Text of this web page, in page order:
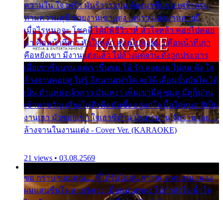
ความใน ใจ เศร้า มันร้าวระบม ต้องมาขื่นขม เศร้าตรม
ท่ามความสุขี ช่วยงานเขาแต่ง แต่เรา แล้งมาหลายปี
เมื่อไรหนอจะ โชคดี ได้มีพิธีวิวาห์ หัวใจหล้า คอยไปคอย
มา คือหน้าที่เก่า หัวใจหล้า คอยไปคอยมา คือหน้าที่เก่า
คือหยังเขา มีงานแต่งแล้ว ไปล้างแต่จาน ดั่งถูกประหาร
เมื่อเขาชื่นบาน แต่เราขื่นขม โอ้ รัก ลอยลม ไม่สม ดัง ใจ
ล้างจานคอยคู่ ไม่รู้ อีกนานเท่าใด จะได้ เลื่อนขั้นบันได ได้
เป็น ตำแหน่งเจ้าสาว มันเหงา เห็นเขามีคู่ ซมดู มีคู่ก็ม่วน
เข้าพาขวัญ เสียงโห่ตึงตึง มันซึ้ง อยู่แก่ใจ มื้อใด๋หนอ สิเป็น
งานเฮา มัวซอยเขา ใจเฮาซิด้าน มันทรมาน จับจาน เอย…
ล้างจานในงานแต่ง - Cover Ver. (KARAOKE)
21 views • 03.08.2569
ขอ กราบ ขอบคุณ.... ที่ได้รับไออุ่น การุณ จากแฟน เพลง
ผมแสนชื่นใจ หายวังเวง เมื่อแฟนเพลง ให้กำลังใจ น้ำใจ